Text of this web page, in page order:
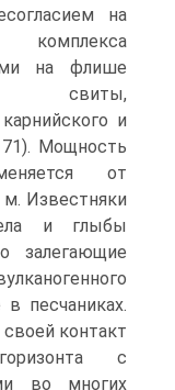
на
комплекса
на флише
свиты,
и
71). Мощ­ность
от
Известняки
и глыбы
залегающие
песчаниках.
контакт
с
во многих